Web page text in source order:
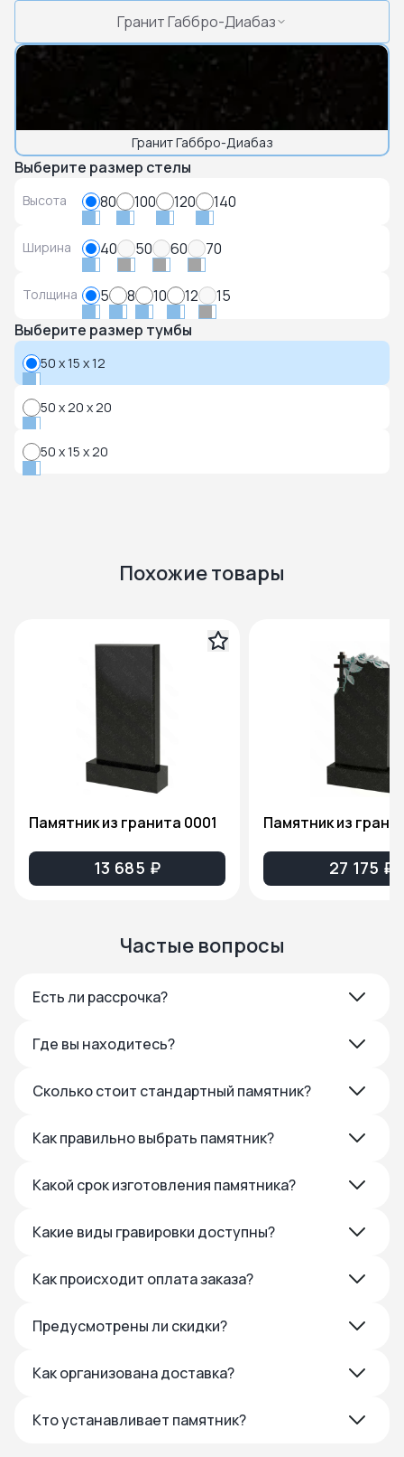
Гранит Габбро-Диабаз
Гранит Габбро-Диабаз
Выберите размер стелы
Высота 80 100 120 140
Ширина 40 50 60 70
Толщина 5 8 10 12
15
Выберите размер тумбы
50 x 15 x 12
50 x 20 x 20
50 x 15 x 20
Похожие товары
Памятник из гранита 0001
13 685 ₽ 27 175 ₽
Частые вопросы
Есть ли рассрочка?
Где вы находитесь?
Сколько стоит стандартный памятник?
Как правильно выбрать памятник?
Какой срок изготовления памятника?
Какие виды гравировки доступны?
Как происходит оплата заказа?
Предусмотрены ли скидки?
Как организована доставка?
Кто устанавливает памятник?